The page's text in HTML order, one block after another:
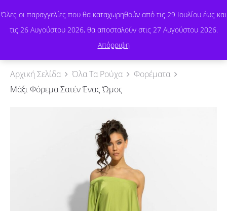
Όλες οι παραγγελίες που θα καταχωρηθούν από τις 29 Ιουλίου έως και
τις 26 Αυγούστου 2026, θα αποσταλούν στις 27 Αυγούστου 2026.
Απόρριψη
Αρχική Σελίδα Όλα Τα Ρούχα
Φορέματα
Μάξι Φόρεμα Σατέν Ένας Ώμος